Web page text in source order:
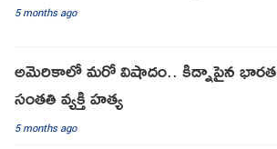
5 months ago
అమెరికాలో మరో విషాదం.. కిడ్నాపైన భారత
సంతతి వ్యక్తి హత్య
5 months ago